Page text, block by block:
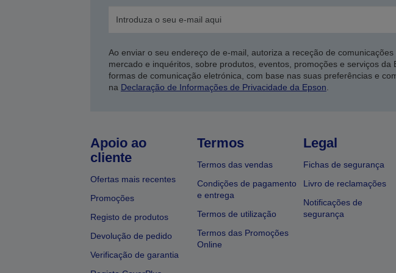
Ao enviar o seu endereço de e-mail, autoriza a receção de
mercado e inquéritos, sobre produtos, eventos, promoções e serviços da
formas de comunicação eletrónica, com base nas suas preferências e
na Declaração de Informações de Privacidade da Epson
Apoio ao
cliente
Ofertas mais recentes
Promoções
Registo de produtos
Devolução de pedido
Verificação de garantia
Termos
Termos das vendas
Condições de pagamento
e entrega
Termos de utilização
Termos das Promoções
Online
Legal
Fichas de segurança
Livro de reclamações
Notificações de
segurança